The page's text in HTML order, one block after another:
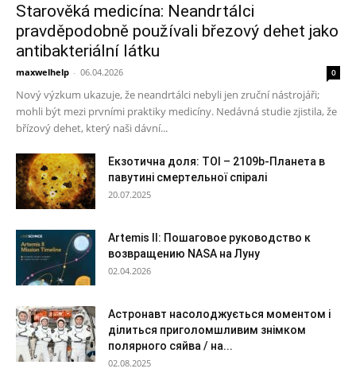
Starověká medicína: Neandrtálci
pravděpodobně používali březový dehet jako
antibakteriální látku
maxwelhelp - 06.04.2026 0
Nový výzkum ukazuje, že neandrtálci nebyli jen zruční nástrojáři;
mohli být mezi prvními praktiky medicíny. Nedávná studie zjistila, že
břízový dehet, který naši dávní...
Екзотична доля: TOI – 2109b-Планета в
павутині смертельної спіралі
20.07.2025
Artemis II: Пошаговое руководство к
возвращению NASA на Луну
02.04.2026
Астронавт насолоджується моментом і
ділиться приголомшливим знімком
полярного сяйва / на...
02.08.2025